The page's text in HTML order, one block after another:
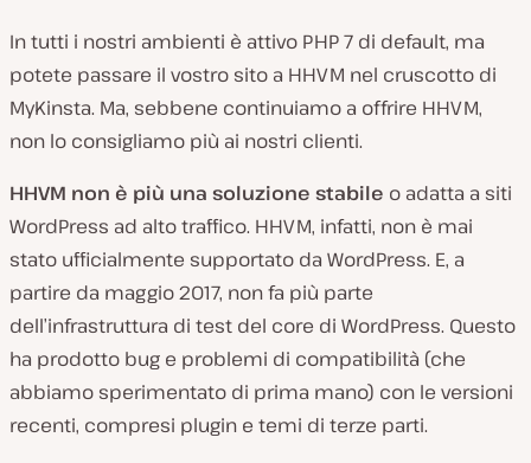
In tutti i nostri ambienti è attivo PHP 7 di default, ma
potete passare il vostro sito a HHVM nel cruscotto di
MyKinsta. Ma, sebbene continuiamo a offrire HHVM,
non lo consigliamo più ai nostri clienti.
HHVM non è più una soluzione stabile o adatta a siti
WordPress ad alto traffico. HHVM, infatti, non è mai
stato ufficialmente supportato da WordPress. E, a
partire da maggio 2017, non fa più parte
dell’infrastruttura di test del core di WordPress. Questo
ha prodotto bug e problemi di compatibilità (che
abbiamo sperimentato di prima mano) con le versioni
recenti, compresi plugin e temi di terze parti.